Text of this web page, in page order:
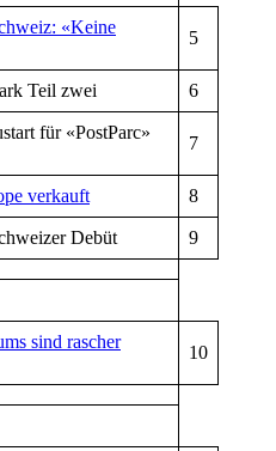
«Keine
5
Teil zwei 6
für «PostParc»
7
verkauft 8
Debüt 9
sind rascher
10